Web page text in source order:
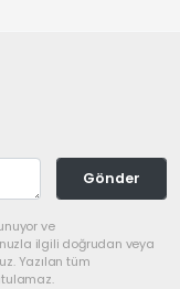
Gönder
ve
ilgili doğrudan veya
Yazılan tüm